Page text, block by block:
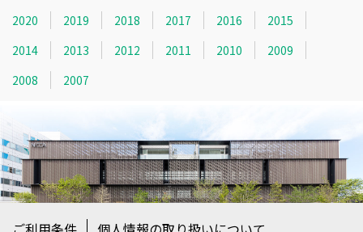
2020
2019 2018 2017 2016
2015
2014
2013 2012 2011 2010
2009
2008
2007